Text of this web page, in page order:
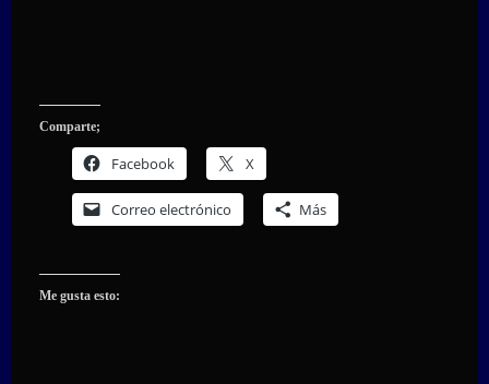
Comparte;
Facebook X
Correo electrónico Más
Me gusta esto: